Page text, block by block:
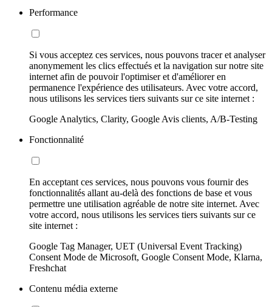
Performance
Si vous acceptez ces services, nous pouvons tracer et analyser
anonymement les clics effectués et la navigation sur notre site
internet afin de pouvoir l'optimiser et d'améliorer en
permanence l'expérience des utilisateurs. Avec votre accord,
nous utilisons les services tiers suivants sur ce site internet :
Google Analytics, Clarity, Google Avis clients, A/B-Testing
Fonctionnalité
En acceptant ces services, nous pouvons vous fournir des
fonctionnalités allant au-delà des fonctions de base et vous
permettre une utilisation agréable de notre site internet. Avec
votre accord, nous utilisons les services tiers suivants sur ce
site internet :
Google Tag Manager, UET (Universal Event Tracking)
Consent Mode de Microsoft, Google Consent Mode, Klarna,
Freshchat
Contenu média externe